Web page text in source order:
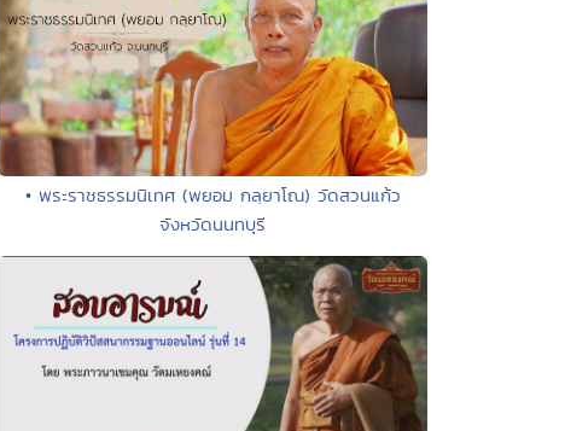
• พระราชธรรมนิเทศ (พยอม กลฺยาโณ) วัดสวนแก้ว
จังหวัดนนทบุรี